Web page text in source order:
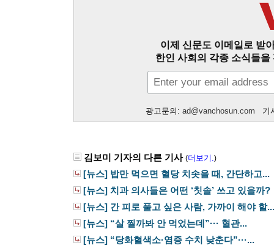
이제 신문도 이메일로 받
한인 사회의 각종 소식들
광고문의: ad@vanchosun.com 기
김보미 기자의 다른 기사 (더보기.)
[뉴스] 밥만 먹으면 혈당 치솟을 때, 간단하고...
[뉴스] 치과 의사들은 어떤 ‘칫솔’ 쓰고 있을까?
[뉴스] 간 피로 풀고 싶은 사람, 가까이 해야 할...
[뉴스] “살 찔까봐 안 먹었는데”··· 혈관...
[뉴스] “당화혈색소·염증 수치 낮춘다”···...